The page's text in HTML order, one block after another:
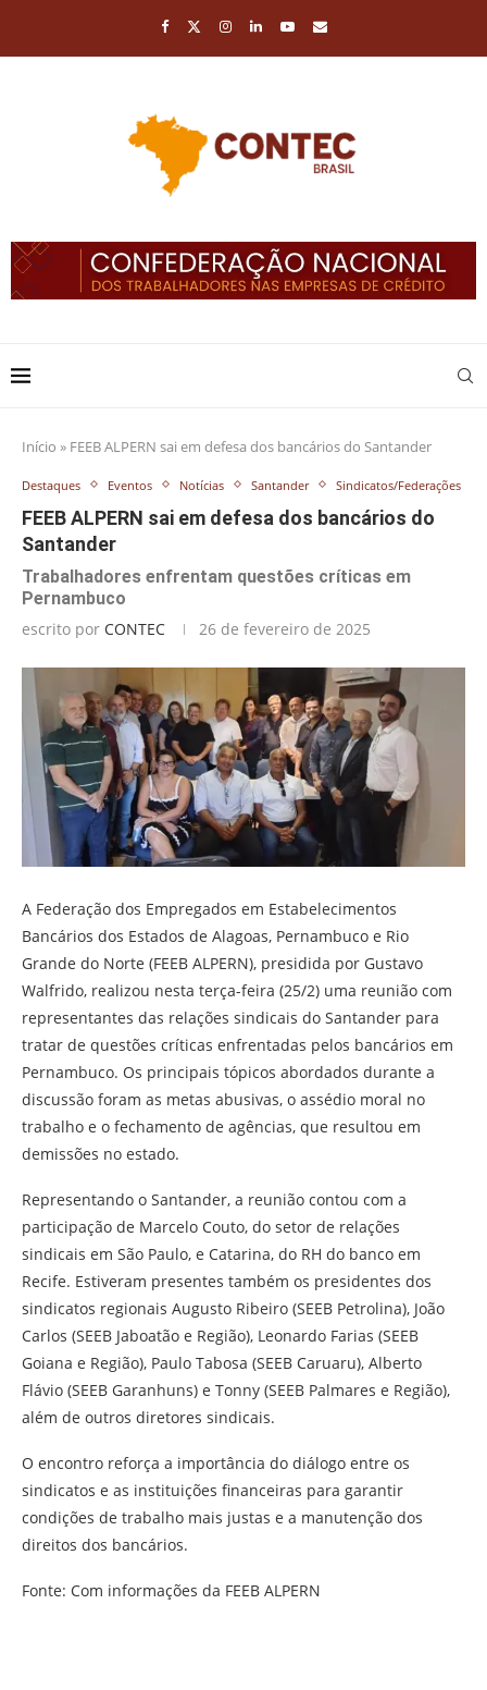
Início » FEEB ALPERN sai em defesa dos bancários do Santander
Destaques Eventos Notícias Santander Sindicatos/Federações
FEEB ALPERN sai em defesa dos bancários do
Santander
Trabalhadores enfrentam questões críticas em
Pernambuco
escrito por CONTEC 26 de fevereiro de 2025
A Federação dos Empregados em Estabelecimentos
Bancários dos Estados de Alagoas, Pernambuco e Rio
Grande do Norte (FEEB ALPERN), presidida por Gustavo
Walfrido, realizou nesta terça-feira (25/2) uma reunião com
representantes das relações sindicais do Santander para
tratar de questões críticas enfrentadas pelos bancários em
Pernambuco. Os principais tópicos abordados durante a
discussão foram as metas abusivas, o assédio moral no
trabalho e o fechamento de agências, que resultou em
demissões no estado.
Representando o Santander, a reunião contou com a
participação de Marcelo Couto, do setor de relações
sindicais em São Paulo, e Catarina, do RH do banco em
Recife. Estiveram presentes também os presidentes dos
sindicatos regionais Augusto Ribeiro (SEEB Petrolina), João
Carlos (SEEB Jaboatão e Região), Leonardo Farias (SEEB
Goiana e Região), Paulo Tabosa (SEEB Caruaru), Alberto
Flávio (SEEB Garanhuns) e Tonny (SEEB Palmares e Região),
além de outros diretores sindicais.
O encontro reforça a importância do diálogo entre os
sindicatos e as instituições financeiras para garantir
condições de trabalho mais justas e a manutenção dos
direitos dos bancários.
Fonte: Com informações da FEEB ALPERN